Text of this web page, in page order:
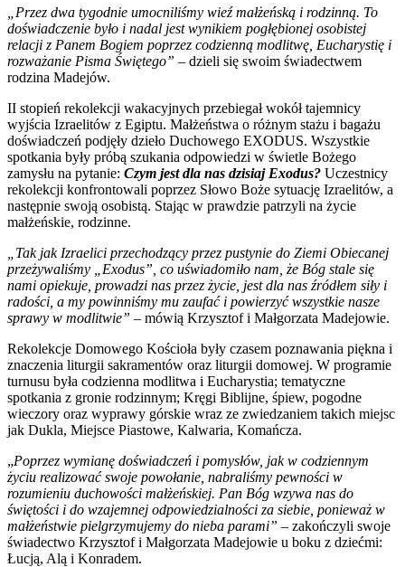
„Przez dwa tygodnie umocniliśmy wieź małżeńską i rodzinną. To
doświadczenie było i nadal jest wynikiem pogłębionej osobistej
relacji z Panem Bogiem poprzez codzienną modlitwę, Eucharystię i
rozważanie Pisma Świętego” – dzieli się swoim świadectwem
rodzina Madejów.
II stopień rekolekcji wakacyjnych przebiegał wokół tajemnicy
wyjścia Izraelitów z Egiptu. Małżeństwa o różnym stażu i bagażu
doświadczeń podjęły dzieło Duchowego EXODUS. Wszystkie
spotkania były próbą szukania odpowiedzi w świetle Bożego
zamysłu na pytanie: Czym jest dla nas dzisiaj Exodus? Uczestnicy
rekolekcji konfrontowali poprzez Słowo Boże sytuację Izraelitów, a
następnie swoją osobistą. Stając w prawdzie patrzyli na życie
małżeńskie, rodzinne.
„Tak jak Izraelici przechodzący przez pustynie do Ziemi Obiecanej
przeżywaliśmy „Exodus”, co uświadomiło nam, że Bóg stale się
nami opiekuje, prowadzi nas przez życie, jest dla nas źródłem siły i
radości, a my powinniśmy mu zaufać i powierzyć wszystkie nasze
sprawy w modlitwie” – mówią Krzysztof i Małgorzata Madejowie.
Rekolekcje Domowego Kościoła były czasem poznawania piękna i
znaczenia liturgii sakramentów oraz liturgii domowej. W programie
turnusu była codzienna modlitwa i Eucharystia; tematyczne
spotkania z gronie rodzinnym; Kręgi Biblijne, śpiew, pogodne
wieczory oraz wyprawy górskie wraz ze zwiedzaniem takich miejsc
jak Dukla, Miejsce Piastowe, Kalwaria, Komańcza.
„Poprzez wymianę doświadczeń i pomysłów, jak w codziennym
życiu realizować swoje powołanie, nabraliśmy pewności w
rozumieniu duchowości małżeńskiej. Pan Bóg wzywa nas do
świętości i do wzajemnej odpowiedzialności za siebie, ponieważ w
małżeństwie pielgrzymujemy do nieba parami” – zakończyli swoje
świadectwo Krzysztof i Małgorzata Madejowie u boku z dziećmi:
Łucją, Alą i Konradem.